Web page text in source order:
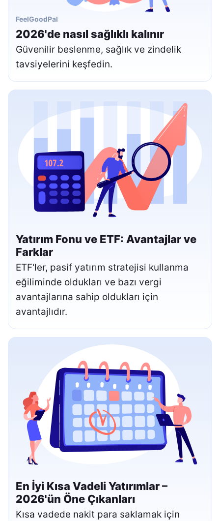
FeelGoodPal
2026'de nasıl sağlıklı kalınır
Güvenilir beslenme, sağlık ve zindelik
tavsiyelerini keşfedin.
Yatırım Fonu ve ETF: Avantajlar ve
Farklar
ETF'ler, pasif yatırım stratejisi kullanma
eğiliminde oldukları ve bazı vergi
avantajlarına sahip oldukları için
avantajlıdır.
En İyi Kısa Vadeli Yatırımlar –
2026'ün Öne Çıkanları
Kısa vadede nakit para saklamak için